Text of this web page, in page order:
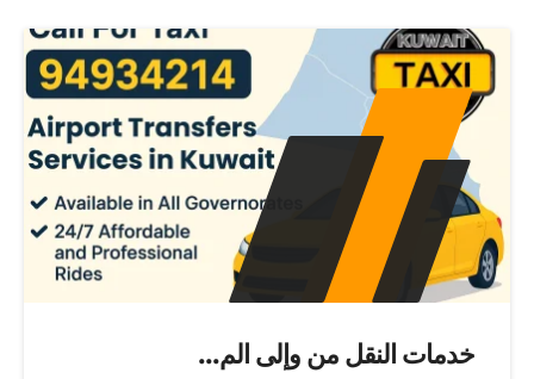
خدمات النقل من وإلى الم...